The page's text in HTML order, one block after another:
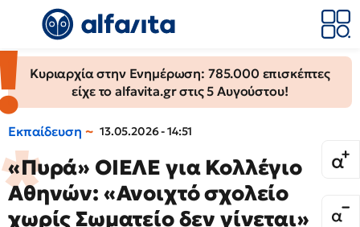
Κυριαρχία στην Ενημέρωση: 785.000 επισκέπτες
είχε το alfavita.gr στις 5 Αυγούστου!
Εκπαίδευση 13.05.2026 - 14:51
«Πυρά» ΟΙΕΛΕ για Κολλέγιο
Αθηνών: «Ανοιχτό σχολείο
χωρίς Σωματείο δεν γίνεται»